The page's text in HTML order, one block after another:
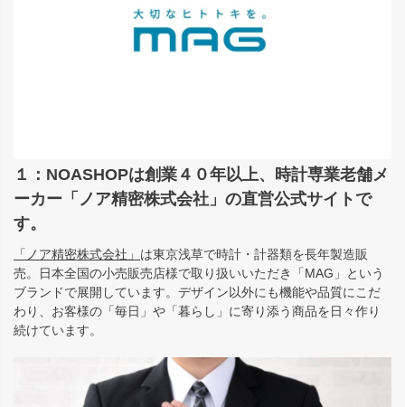
１：NOASHOPは創業４０年以上、時計専業老舗メ
ーカー「ノア精密株式会社」の直営公式サイトで
す。
「ノア精密株式会社」 は東京浅草で時計・計器類を長年製造販
売。日本全国の小売販売店様で取り扱いいただき「MAG」という
ブランドで展開しています。デザイン以外にも機能や品質にこだ
わり、お客様の「毎日」や「暮らし」に寄り添う商品を日々作り
続けています。